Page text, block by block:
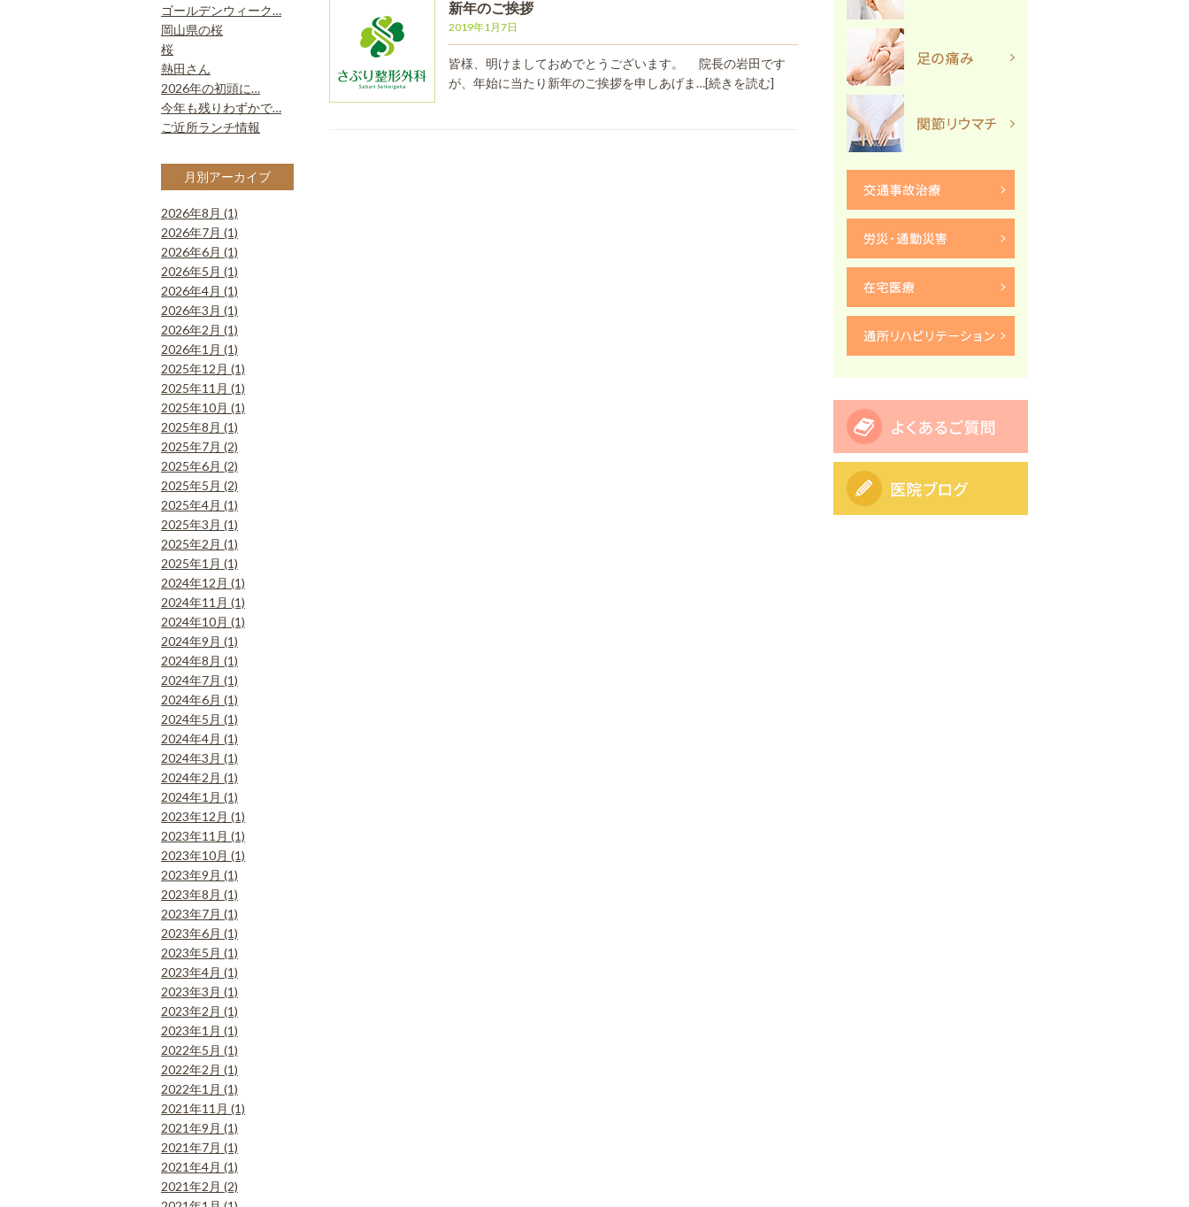
新年のご挨拶
2019年1月7日
皆様、明けましておめでとうございます。 院長の岩田です
が、年始に当たり新年のご挨拶を申しあげま…[続きを読む]
ゴールデンウィーク…
岡山県の桜
桜
熱田さん
2026年の初頭に…
今年も残りわずかで…
ご近所ランチ情報
月別アーカイブ
2026年8月 (1)
2026年7月 (1)
2026年6月 (1)
2026年5月 (1)
2026年4月 (1)
2026年3月 (1)
2026年2月 (1)
2026年1月 (1)
2025年12月 (1)
2025年11月 (1)
2025年10月 (1)
2025年8月 (1)
2025年7月 (2)
2025年6月 (2)
2025年5月 (2)
2025年4月 (1)
2025年3月 (1)
2025年2月 (1)
2025年1月 (1)
2024年12月 (1)
2024年11月 (1)
2024年10月 (1)
2024年9月 (1)
2024年8月 (1)
2024年7月 (1)
2024年6月 (1)
2024年5月 (1)
2024年4月 (1)
2024年3月 (1)
2024年2月 (1)
2024年1月 (1)
2023年12月 (1)
2023年11月 (1)
2023年10月 (1)
2023年9月 (1)
2023年8月 (1)
2023年7月 (1)
2023年6月 (1)
2023年5月 (1)
2023年4月 (1)
2023年3月 (1)
2023年2月 (1)
2023年1月 (1)
2022年5月 (1)
2022年2月 (1)
2022年1月 (1)
2021年11月 (1)
2021年9月 (1)
2021年7月 (1)
2021年4月 (1)
2021年2月 (2)